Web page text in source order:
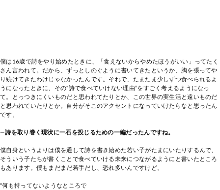
僕は16歳で詩をやり始めたときに、「食えないからやめたほうがいい」ってたく
さん言われて。だから、ずっとしのぐように書いてきたというか、胸を張ってや
り続けてきたわけじゃなかったんです。それで、たまたま少しずつ食べられるよ
うになったときに、その“詩で食べていけない理由”をすごく考えるようになっ
て。とっつきにくいものだと思われてたりとか、この世界の実生活と遠いものだ
と思われていたりとか。自分がそこのアクセントになっていけたらなと思ったん
です。
―詩を取り巻く現状に一石を投じるための一編だったんですね。
僕自身というよりは僕を通して詩を書き始めた若い子がたまにいたりするんで、
そういう子たちが書くことで食べていける未来につながるようにと書いたところ
もあります。僕もまだまだ若手だし、恐れ多いんですけど。
“何も持ってないようなところで